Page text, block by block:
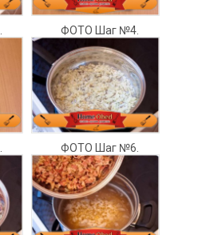
ФОТО Шаг №4.
ФОТО Шаг №6.